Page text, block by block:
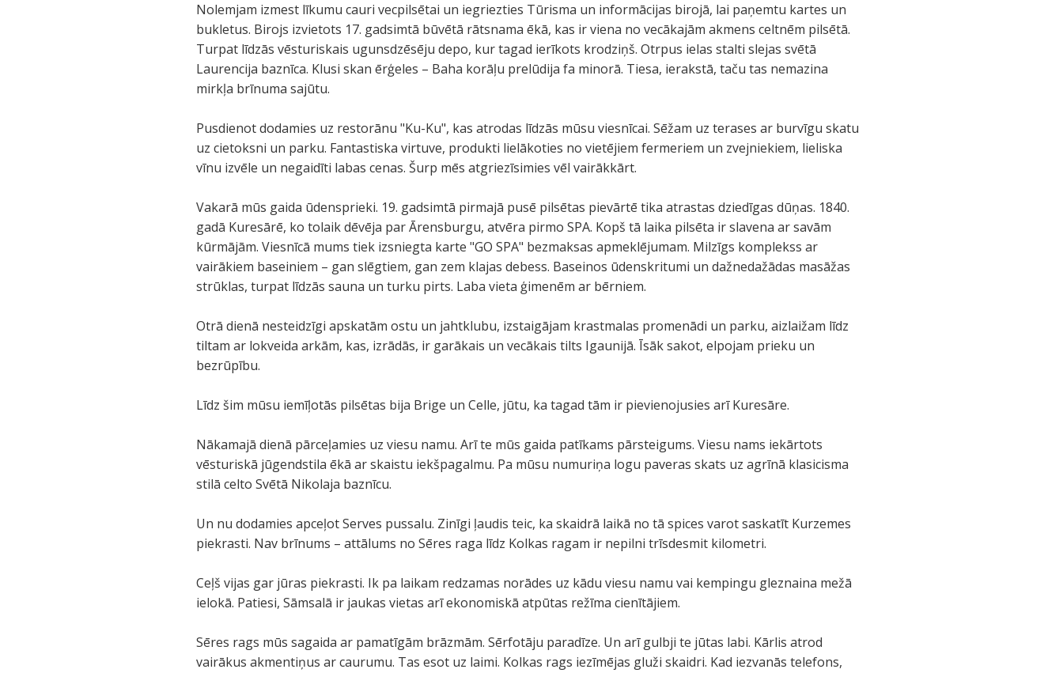
Nolemjam izmest līkumu cauri vecpilsētai un iegriezties Tūrisma un informācijas birojā, lai paņemtu kartes un
bukletus. Birojs izvietots 17. gadsimtā būvētā rātsnama ēkā, kas ir viena no vecākajām akmens celtnēm pilsētā.
Turpat līdzās vēsturiskais ugunsdzēsēju depo, kur tagad ierīkots krodziņš. Otrpus ielas stalti slejas svētā
Laurencija baznīca. Klusi skan ērģeles – Baha korāļu prelūdija fa minorā. Tiesa, ierakstā, taču tas nemazina
mirkļa brīnuma sajūtu.
Pusdienot dodamies uz restorānu "Ku-Ku", kas atrodas līdzās mūsu viesnīcai. Sēžam uz terases ar burvīgu skatu
uz cietoksni un parku. Fantastiska virtuve, produkti lielākoties no vietējiem fermeriem un zvejniekiem, lieliska
vīnu izvēle un negaidīti labas cenas. Šurp mēs atgriezīsimies vēl vairākkārt.
Vakarā mūs gaida ūdensprieki. 19. gadsimtā pirmajā pusē pilsētas pievārtē tika atrastas dziedīgas dūņas. 1840.
gadā Kuresārē, ko tolaik dēvēja par Ārensburgu, atvēra pirmo SPA. Kopš tā laika pilsēta ir slavena ar savām
kūrmājām. Viesnīcā mums tiek izsniegta karte "GO SPA" bezmaksas apmeklējumam. Milzīgs komplekss ar
vairākiem baseiniem – gan slēgtiem, gan zem klajas debess. Baseinos ūdenskritumi un dažnedažādas masāžas
strūklas, turpat līdzās sauna un turku pirts. Laba vieta ģimenēm ar bērniem.
Otrā dienā nesteidzīgi apskatām ostu un jahtklubu, izstaigājam krastmalas promenādi un parku, aizlaižam līdz
tiltam ar lokveida arkām, kas, izrādās, ir garākais un vecākais tilts Igaunijā. Īsāk sakot, elpojam prieku un
bezrūpību.
Līdz šim mūsu iemīļotās pilsētas bija Brige un Celle, jūtu, ka tagad tām ir pievienojusies arī Kuresāre.
Nākamajā dienā pārceļamies uz viesu namu. Arī te mūs gaida patīkams pārsteigums. Viesu nams iekārtots
vēsturiskā jūgendstila ēkā ar skaistu iekšpagalmu. Pa mūsu numuriņa logu paveras skats uz agrīnā klasicisma
stilā celto Svētā Nikolaja baznīcu.
Un nu dodamies apceļot Serves pussalu. Zinīgi ļaudis teic, ka skaidrā laikā no tā spices varot saskatīt Kurzemes
piekrasti. Nav brīnums – attālums no Sēres raga līdz Kolkas ragam ir nepilni trīsdesmit kilometri.
Ceļš vijas gar jūras piekrasti. Ik pa laikam redzamas norādes uz kādu viesu namu vai kempingu gleznaina mežā
ielokā. Patiesi, Sāmsalā ir jaukas vietas arī ekonomiskā atpūtas režīma cienītājiem.
Sēres rags mūs sagaida ar pamatīgām brāzmām. Sērfotāju paradīze. Un arī gulbji te jūtas labi. Kārlis atrod
vairākus akmentiņus ar caurumu. Tas esot uz laimi. Kolkas rags iezīmējas gluži skaidri. Kad iezvanās telefons,